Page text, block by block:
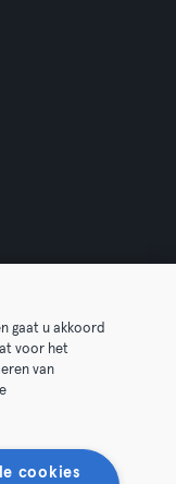
contract terug
gaat u akkoord
voor het
van
cookies